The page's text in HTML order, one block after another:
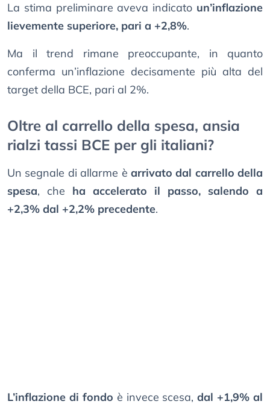
La stima preliminare aveva indicato un’inflazione
lievemente superiore, pari a +2,8%.
Ma il trend rimane preoccupante, in quanto
conferma un’inflazione decisamente più alta del
target della BCE, pari al 2%.
Oltre al carrello della spesa, ansia
rialzi tassi BCE per gli italiani?
Un segnale di allarme è arrivato dal carrello della
spesa, che ha accelerato il passo, salendo a
+2,3% dal +2,2% precedente.
L’inflazione di fondo è invece scesa,dal +1,9% al